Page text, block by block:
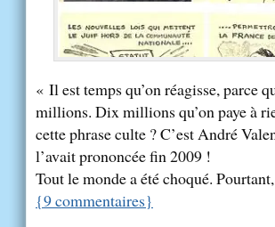
« Il est temps qu’on réagisse, parce
millions. Dix millions qu’on paye à
cette phrase culte ? C’est André
l’avait prononcée fin 2009 !
Tout le monde a été choqué.
{9commentaires}